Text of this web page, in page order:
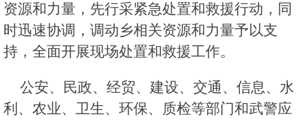
资源和力量，先行采紧急处置和救援行动，同
时迅速协调，调动乡相关资源和力量予以支
持，全面开展现场处置和救援工作。
公安、民政、经贸、建设、交通、信息、水
利、农业、卫生、环保、质检等部门和武警应